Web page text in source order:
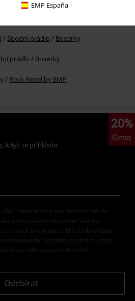
EMP España
Spodní prádlo Boxerky
prádlo Boxerky
Rock Rebel by EMP
20%
Sleva
když se přihlásíte
Newslettru a souhlasím s tím, že
zpracovávat mé osobní údaje a
o svých produktech. Mé osobní údaje
ustanoveními
Ochrana osobních údajů
na odhlašovací odkaz/link.
Odebírat